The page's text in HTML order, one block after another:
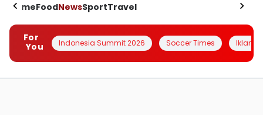
HomeFoodNewsSportTravel
For
You
Indonesia Summit 2026 Soccer Times Iklanin